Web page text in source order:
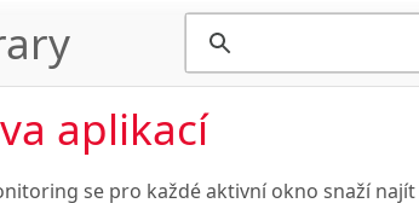
aplikací
se pro každé aktivní okno snaží